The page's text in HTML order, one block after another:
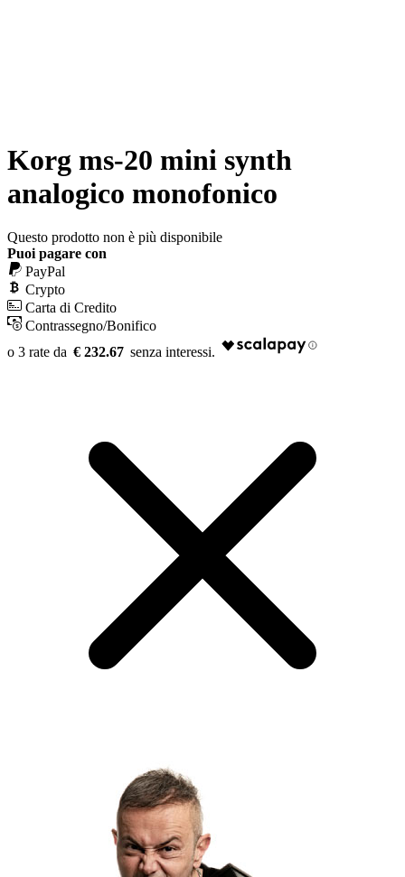
Korg ms-20 mini synth
analogico monofonico
Questo prodotto non è più disponibile
Puoi pagare con
PayPal
Crypto
Carta di Credito
Contrassegno/Bonifico
€ 232.67